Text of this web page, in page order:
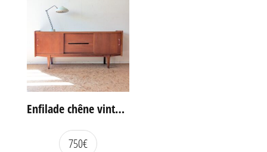
Enfilade chêne vintage portes coulissantes
750€